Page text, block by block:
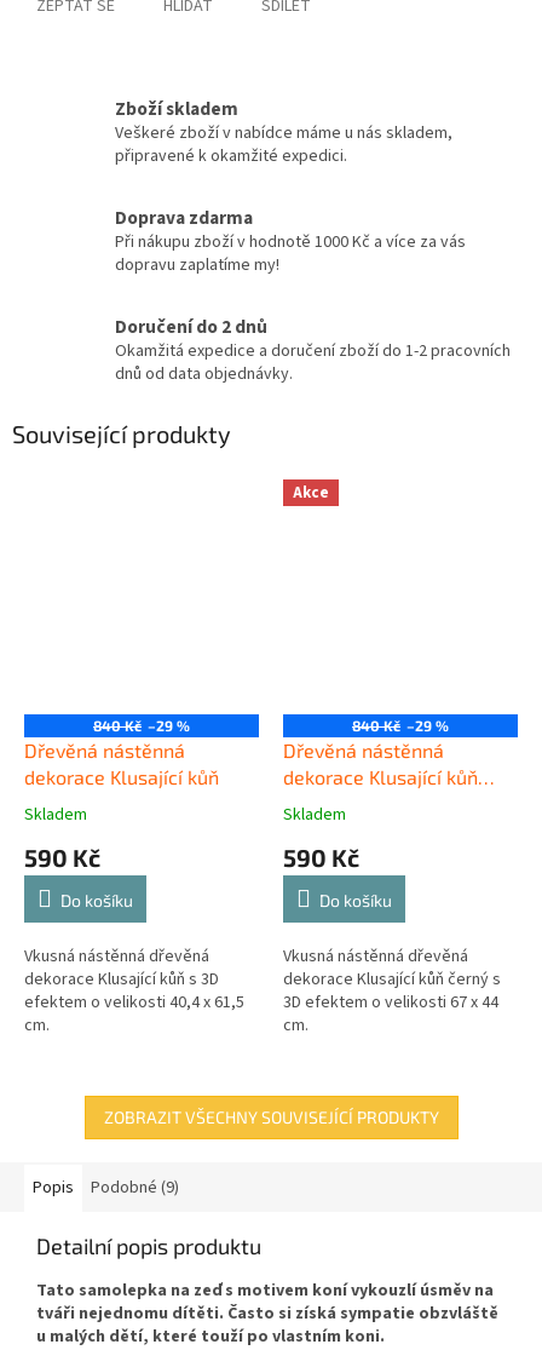
ZEPTAT SE HLÍDAT SDÍLET
Zboží skladem
Veškeré zboží v nabídce máme u nás skladem,
připravené k okamžité expedici.
Doprava zdarma
Při nákupu zboží v hodnotě 1000 Kč a více za vás
dopravu zaplatíme my!
Doručení do 2 dnů
Okamžitá expedice a doručení zboží do 1-2 pracovních
dnů od data objednávky.
Související produkty
840 Kč –29 %
Dřevěná nástěnná
dekorace Klusající kůň
Skladem
590 Kč
Do košíku
Vkusná nástěnná dřevěná
dekorace Klusající kůň s 3D
efektem o velikosti 40,4 x 61,5
cm.
Akce
840 Kč –29 %
Dřevěná nástěnná
dekorace Klusající kůň
černý
Skladem
590 Kč
Do košíku
Vkusná nástěnná dřevěná
dekorace Klusající kůň černý s
3D efektem o velikosti 67 x 44
cm.
ZOBRAZIT VŠECHNY SOUVISEJÍCÍ PRODUKTY
Popis Podobné (9)
Detailní popis produktu
Tato samolepka na zeď s motivem koní vykouzlí úsměv na
tváři nejednomu dítěti. Často si získá sympatie obzvláště
u malých dětí, které touží po vlastním koni.